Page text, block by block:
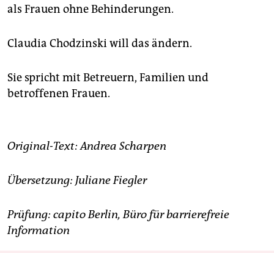
als Frauen ohne Behinderungen.
Claudia Chodzinski will das ändern.
Sie spricht mit Betreuern, Familien und
betroffenen Frauen.
Original-Text: Andrea Scharpen
Übersetzung: Juliane Fiegler
Prüfung: capito Berlin, Büro für barrierefreie
Information